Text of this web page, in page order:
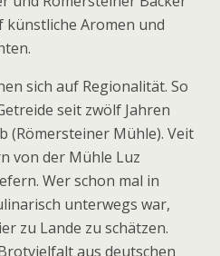
künstliche Aromen und
sich auf Regionalität. So
seit zwölf Jahren
(Römersteiner Mühle). Veit
von der Mühle Luz
Wer schon mal in
unterwegs war,
zu Lande zu schätzen.
aus deutschen